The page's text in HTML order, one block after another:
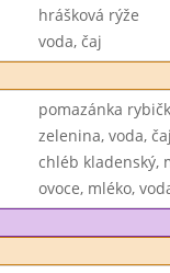
hrášková rýže
voda, čaj
pomazánka
zelenina, voda,
chléb kladenský,
ovoce, mléko,